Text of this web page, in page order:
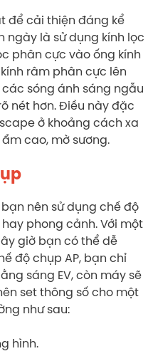
để cải thiện đáng kể
là sử dụng kính lọc
phân cực vào ống kính
râm phân cực lên
sóng ánh sáng ngẫu
nét hơn. Điều này đặc
ở khoảng cách xa
cao, mờ sương.
nên sử dụng chế độ
phong cảnh. Với một
giờ bạn có thể dễ
độ chụp AP, bạn chỉ
sáng EV, còn máy sẽ
set thông số cho một
như sau:
hình.